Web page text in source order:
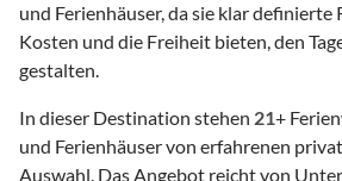
und Ferienhäuser, da sie klar definierte
Kosten und die Freiheit bieten, den
gestalten.
In dieser Destination stehen 21+
und Ferienhäuser von erfahrenen
Auswahl. Das Angebot reicht von